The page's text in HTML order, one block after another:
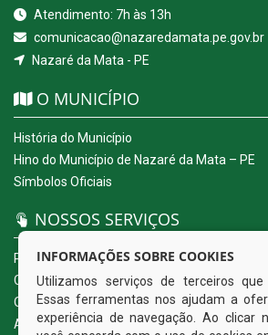
Atendimento: 7h às 13h
comunicacao@nazaredamata.pe.gov.br
Nazaré da Mata - PE
O MUNICÍPIO
História do Município
Hino do Município de Nazaré da Mata – PE
Símbolos Oficiais
NOSSOS SERVIÇOS
Portal da Transparência
Carta de Serviços ao Usuário
Ouvidoria Eletrônica
Acesso a Informação (eSIC)
INFORMAÇÕES SOBRE COOKIES
Utilizamos serviços de terceiros que
Essas ferramentas nos ajudam a
experiência de navegação. Ao clicar